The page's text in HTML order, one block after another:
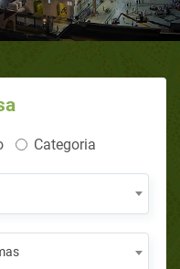
Categoria